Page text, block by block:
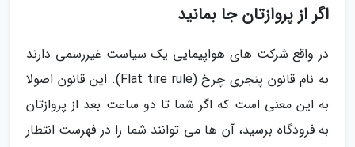
اگر از پروازتان جا بمانید
در واقع شرکت ­های هواپیمایی یک سیاست غیررسمی دارند
به نام قانون پنجری چرخ (Flat tire rule). این قانون اصولا
به این معنی است که اگر شما تا دو ساعت بعد از پروازتان
به فرودگاه برسید، آن ها می­ توانند شما را در فهرست انتظار